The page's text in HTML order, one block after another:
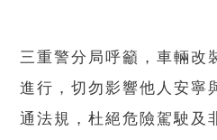
三重警分局呼籲，車輛改
進行，切勿影響他人安寧
通法規，杜絕危險駕駛及